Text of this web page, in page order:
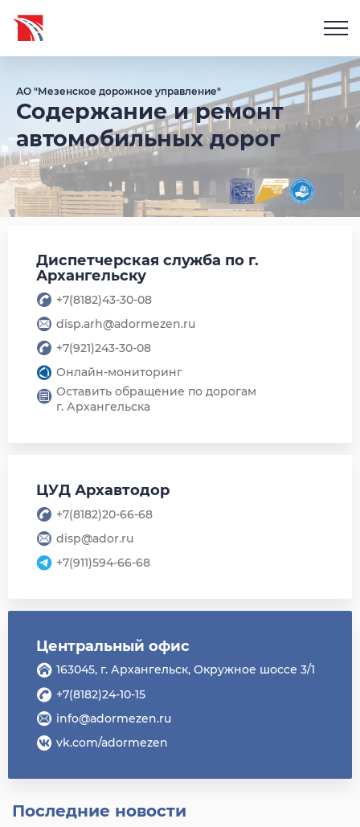
АО "Мезенское дорожное управление"
Содержание и ремонт
автомобильных дорог
Диспетчерская служба по г.
Архангельску
+7(8182)43-30-08
disp.arh@adormezen.ru
+7(921)243-30-08
Онлайн-мониторинг
Оставить обращение по дорогам
г. Архангельска
ЦУД Архавтодор
+7(8182)20-66-68
disp@ador.ru
+7(911)594-66-68
Центральный офис
163045, г. Архангельск, Окружное шоссе 3/1
+7(8182)24-10-15
info@adormezen.ru
vk.com/adormezen
Последние новости